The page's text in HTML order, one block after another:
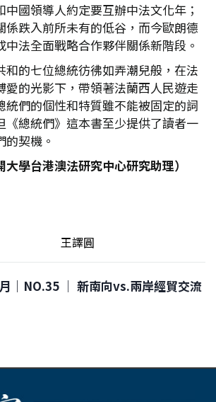
國領導人約定要互辦中法文化年；
係跌入前所未有的低谷，而今歐朗德
中法全面戰略合作夥伴關係新階段。
和的七位總統彷彿如弄潮兒般，在法
愛的光影下，帶領著法蘭西人民遊走
統們的個性和特質雖不能被固定的詞
《總統們》這本書至少提供了讀者一
契機。
大學台港澳法研究中心研究助理）
王譯圓
｜NO.35 │ 新南向vs.兩岸經貿交流